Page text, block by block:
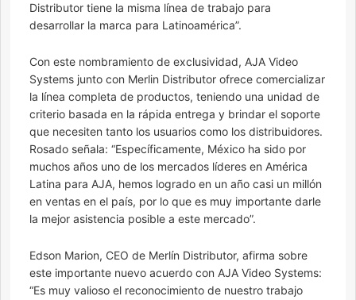
Distributor tiene la misma línea de trabajo para
desarrollar la marca para Latinoamérica”.
Con este nombramiento de exclusividad, AJA Video
Systems junto con Merlin Distributor ofrece comercializar
la línea completa de productos, teniendo una unidad de
criterio basada en la rápida entrega y brindar el soporte
que necesiten tanto los usuarios como los distribuidores.
Rosado señala: “Específicamente, México ha sido por
muchos años uno de los mercados líderes en América
Latina para AJA, hemos logrado en un año casi un millón
en ventas en el país, por lo que es muy importante darle
la mejor asistencia posible a este mercado”.
Edson Marion, CEO de Merlín Distributor, afirma sobre
este importante nuevo acuerdo con AJA Video Systems:
“Es muy valioso el reconocimiento de nuestro trabajo